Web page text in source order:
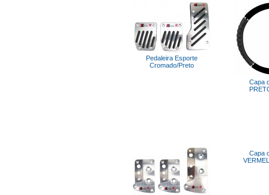
Pedaleira Esporte
Cromado/Preto
Capa
Capa